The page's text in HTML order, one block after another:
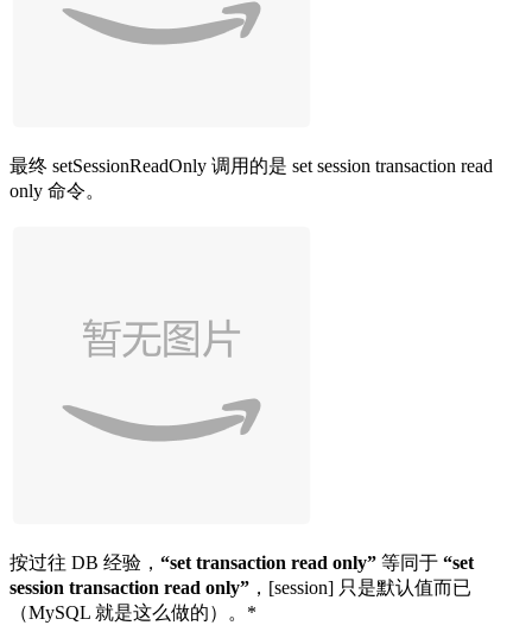
最终 setSessionReadOnly 调用的是 set session transaction read
only 命令。
按过往 DB 经验， “set transaction read only” 等同于 “set
session transaction read only” ，[session] 只是默认值而已
（MySQL 就是这么做的）。*